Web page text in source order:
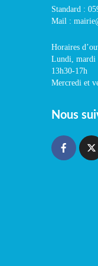
Standard :
Mail :
Horaires
Lundi, mardi
13h30-17h
Mercredi et
Nous